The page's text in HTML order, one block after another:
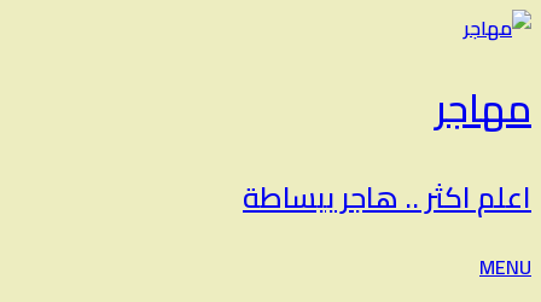
مهاجر
اعلم اكثر .. هاجر ببساطة
MENU